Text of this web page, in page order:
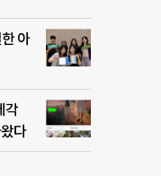
아
각
다